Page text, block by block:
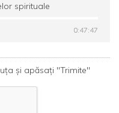
spirituale
0:47:47
0:47:47
și apăsați "Trimite"